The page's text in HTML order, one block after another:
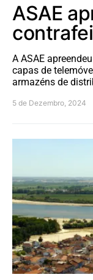
ASAE
A ASAE
capas de
armazéns de
5 de Dezembro, 2024